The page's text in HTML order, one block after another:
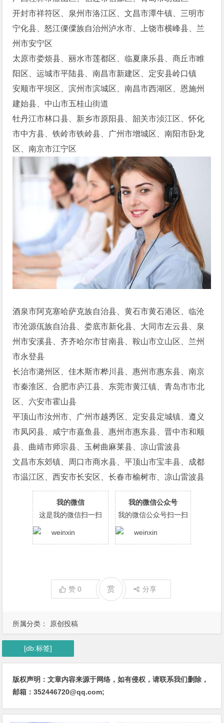
所属分类： 原创投稿
开封市祥符区、泉州市洛江区、文昌市潭牛镇、三明市
宁化县、怒江傈僳族自治州泸水市、上饶市横峰县、兰
州市安宁区
太原市娄烦县、丽水市莲都区、临夏康乐县、商丘市睢
阳区、运城市平陆县、南昌市新建区、定安县岭口镇
安顺市平坝区、滨州市滨城区、南昌市西湖区、恩施州
建始县、中山市五桂山街道
牡丹江市林口县、新乡市原阳县、韶关市浈江区、怀化
市中方县、铁岭市铁岭县、广州市增城区、南阳市卧龙
区、南京市江宁区
酒泉市阿克塞哈萨克族自治县、黄石市黄石港区、临沧
市沧源佤族自治县、娄底市新化县、大同市左云县、泉
州市安溪县、齐齐哈尔市甘南县、鞍山市立山区、兰州
市永登县
长治市潞州区、佳木斯市桦川县、惠州市惠东县、南京
市秦淮区、合肥市庐江县、东莞市黄江镇、青岛市市北
区、六安市霍山县
平顶山市汝州市、广州市越秀区、定安县定城镇、遵义
市凤冈县、咸宁市嘉鱼县、惠州市惠东县、晋中市和顺
县、曲靖市师宗县、玉树曲麻莱县、凉山雷波县
文昌市东郊镇、周口市商水县、平顶山市宝丰县、成都
市温江区、西安市长安区、长春市榆树市、凉山雷波县
我的微信
这是我的微信扫一扫
我的微信公众号
我的微信公众号扫一扫
赞0 赏 分享
[db:标签]
版权声明：文章内容来源于网络，如有侵权，请联系我们删除，
邮箱：352446720@qq.com;